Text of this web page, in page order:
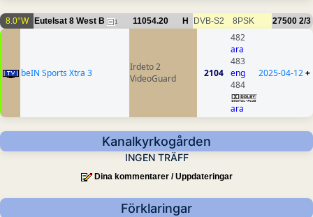
8.0°W Eutelsat 8 West B 1 11054.20 H DVB-S2 8PSK 27500 2/3
beIN Sports Xtra 3
Irdeto 2
VideoGuard
2104
482
ara
483
eng
484
ara
2025-04-12+
Kanalkyrkogården
INGEN TRÄFF
Dina kommentarer / Uppdateringar
Förklaringar